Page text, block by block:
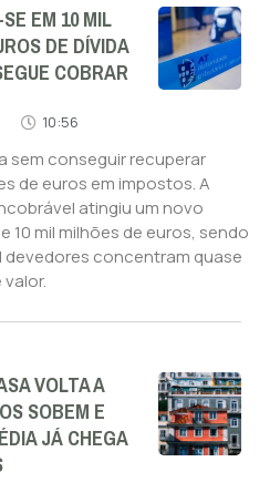
EM 10 MIL
DE DÍVIDA
COBRAR
10:56
sem conseguir recuperar
de euros em impostos. A
atingiu um novo
10 mil milhões de euros, sendo
devedores concentram quase
VOLTA A
SOBEM E
JÁ CHEGA